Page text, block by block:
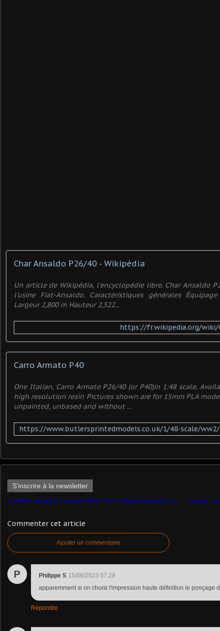
Char Ansaldo P26/40 - Wikipédia
Un article de Wikipédia, l'encyclopédie libre. Char Ansaldo
l'usine Fiat-Ansaldo. Caractéristiques générales
Largeur 2,800 m Hauteur 2,522...
https://fr.wikipedia.org/wiki/
Carro Armato P40
One Italian, Carro Armato P26/40 (or P40)in 1:48 scale.
high resolution resin Pictures shown are for 15mm PLA
unpainted, unbased and without ...
S'inscrire à la newsletter
BMPM : Renault Thomas VIM n° 6 et 7 (Base Hachette-Collections - 1/43 - par Daniel Baldjian) ​
Commenter cet article
Ajouter un commentaire
P Philippe S 15/06/2023 07:28
apparemment si on choisi l'impression haute définition le ponçage
Répondre